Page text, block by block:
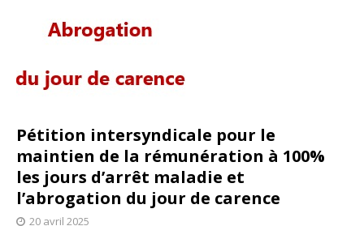
Pétition intersyndicale pour le
maintien de la rémunération à 100%
les jours d’arrêt maladie et
l’abrogation du jour de carence
20 avril 2025